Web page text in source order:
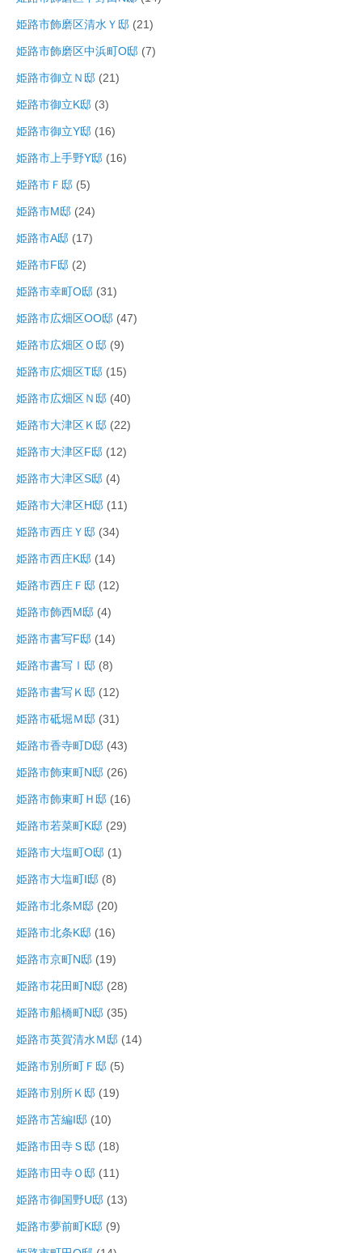
姫路市飾磨区清水Ｙ邸 (21)
姫路市飾磨区中浜町O邸 (7)
姫路市御立Ｎ邸 (21)
姫路市御立K邸 (3)
姫路市御立Y邸 (16)
姫路市上手野Y邸 (16)
姫路市Ｆ邸 (5)
姫路市M邸 (24)
姫路市A邸 (17)
姫路市F邸 (2)
姫路市幸町O邸 (31)
姫路市広畑区OO邸 (47)
姫路市広畑区Ｏ邸 (9)
姫路市広畑区T邸 (15)
姫路市広畑区Ｎ邸 (40)
姫路市大津区Ｋ邸 (22)
姫路市大津区F邸 (12)
姫路市大津区S邸 (4)
姫路市大津区H邸 (11)
姫路市西庄Ｙ邸 (34)
姫路市西庄K邸 (14)
姫路市西庄Ｆ邸 (12)
姫路市飾西M邸 (4)
姫路市書写F邸 (14)
姫路市書写Ⅰ邸 (8)
姫路市書写Ｋ邸 (12)
姫路市砥堀Ｍ邸 (31)
姫路市香寺町D邸 (43)
姫路市飾東町N邸 (26)
姫路市飾東町Ｈ邸 (16)
姫路市若菜町K邸 (29)
姫路市大塩町O邸 (1)
姫路市大塩町I邸 (8)
姫路市北条M邸 (20)
姫路市北条K邸 (16)
姫路市京町N邸 (19)
姫路市花田町N邸 (28)
姫路市船橋町N邸 (35)
姫路市英賀清水Ｍ邸 (14)
姫路市別所町Ｆ邸 (5)
姫路市別所Ｋ邸 (19)
姫路市苫編I邸 (10)
姫路市田寺Ｓ邸 (18)
姫路市田寺Ｏ邸 (11)
姫路市御国野U邸 (13)
姫路市夢前町K邸 (9)